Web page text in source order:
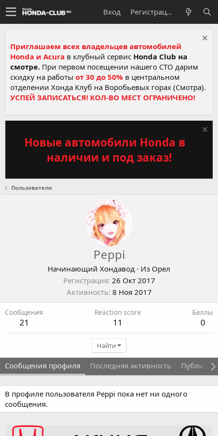
Вход Регистрация
Приглашаем всех владельцев автомобилей
Honda и Acura в клубный сервис Honda Club на
смотре. При первом посещении нашего СТО дарим
скидку на работы от 30 до 50% в центральном
отделении Хонда Клуб на Воробьевых горах (Смотра).
УСПЕЙ ЗАПИСАТЬСЯ! КОЛ-ВО МЕСТ ОГРАНИЧЕНО!
Новые автомобили Honda в
наличии и под заказ!
Пользователи
Peppi
Начинающий Хондавод · Из Орел
Регистрация 26 Окт 2017
Активность 8 Ноя 2017
Сообщения
21
Reaction score
11
Баллы
0
Найти
Сообщения профиля Последняя активность
В профиле пользователя Peppi пока нет ни одного
сообщения.